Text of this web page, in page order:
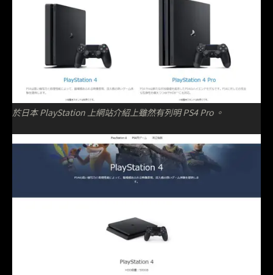
於日本 PlayStation 上網站介紹上雖然有列明 PS4 Pro 。